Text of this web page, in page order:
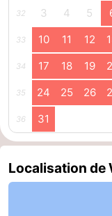
vélo
Équitation
Terrains
golf
Peche
Sportive
Equitation
Boire
et
manger
Événements
Conduite
32 3 4 5
33 10 11 12
34 17 18 19
35 24 25 26
36 31
Localisation de